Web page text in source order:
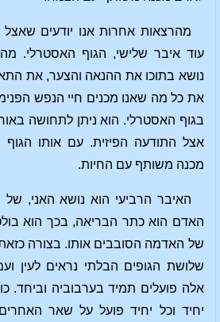
מהרצאות אחרות אנו יודעים
עוד איבר שלישי, הגוף האסטרלי.
נושא בתוכו את ההנאה והצער, את
את כל מה שאנו מכנים חיי הנפש
בגוף האסטרלי. הוא ניתן לתחושה
אצל התודעה הפיזית. עם אותו
מכנה משותף עם החיות.
האיבר הרביעי הוא נושא האני,
האדם הוא כתר הבריאה, בכך הוא
של האדמה הסובבים אותו. בצורה
שלושת הגופים הבלתי נראים לעין
אלה פועלים תמיד בערבוביה וביחד.
יחיד וכל יחיד פועל על שאר